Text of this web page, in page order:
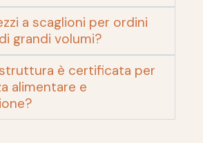
a scaglioni per ordini
grandi volumi?
è certificata per
alimentare e